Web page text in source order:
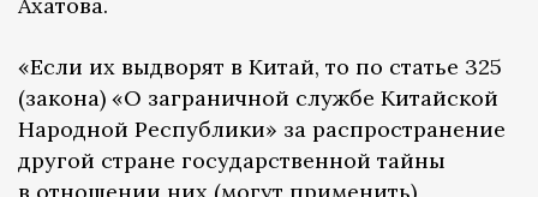
«Если их выдворят в Китай, то по статье 325
(закона) «О заграничной службе Китайской
Народной Республики» за распространение
другой стране государственной тайны
в отношении них (могут применить)